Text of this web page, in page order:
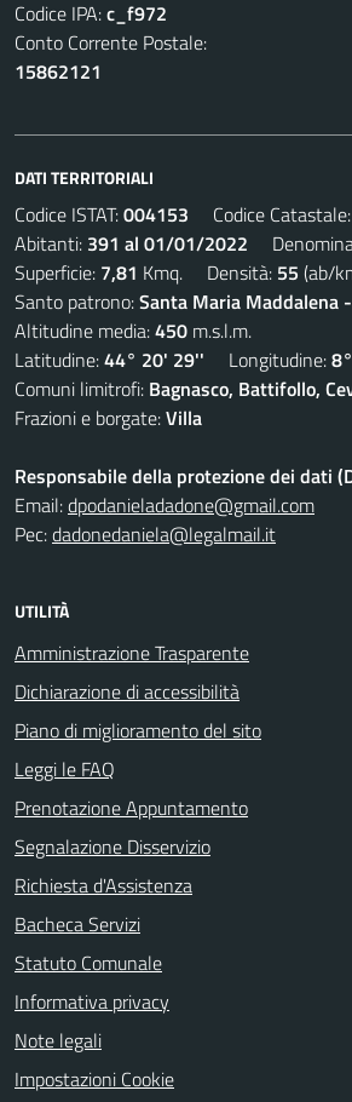
Codice IPA:c_f972
Conto Corrente Postale:
15862121
DATI TERRITORIALI
Codice ISTAT:004153 Codice Catastale:
Abitanti: 391 al 01/01/2022
Superficie: 7,81 Kmq. Densità: 55 (ab/
Santo patrono:Santa Maria Maddalena
Altitudine media:450 m.s.l.m.
Latitudine:44° 20' 29'' Longitudine:
Comuni limitrofi: Bagnasco, Battifollo,
Frazioni e borgate:Villa
Responsabile della protezione dei dati
Email:dpodanieladadone@gmail.com
Pec:dadonedaniela@legalmail.it
UTILITÀ
Amministrazione Trasparente
Dichiarazione di accessibilità
Piano di miglioramento del sito
Leggi le FAQ
Prenotazione Appuntamento
Segnalazione Disservizio
Richiesta d'Assistenza
Bacheca Servizi
Statuto Comunale
Informativa privacy
Note legali
Impostazioni Cookie